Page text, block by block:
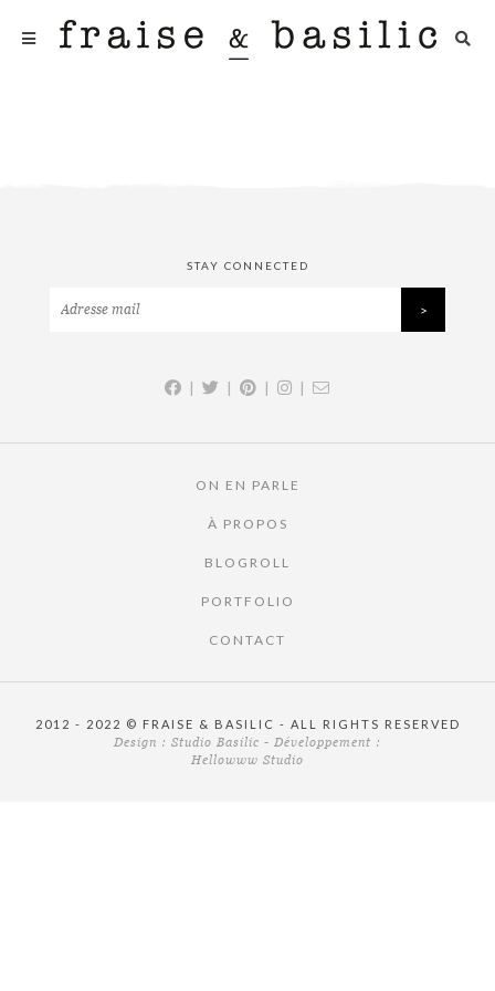
STAY CONNECTED
| | | |
ON EN PARLE
À PROPOS
BLOGROLL
PORTFOLIO
CONTACT
2012 - 2022 © FRAISE & BASILIC - ALL RIGHTS RESERVED
Design : Studio Basilic - Développement :
Hellowww Studio